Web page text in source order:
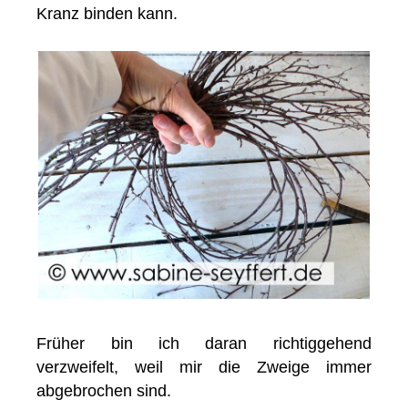
Kranz binden kann.
Früher bin ich daran richtiggehend
verzweifelt, weil mir die Zweige immer
abgebrochen sind.